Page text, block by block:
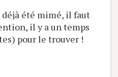
été mimé, il faut
il y a un temps
pour le trouver !